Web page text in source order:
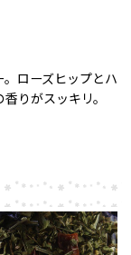
ローズヒップとハ
りがスッキリ。